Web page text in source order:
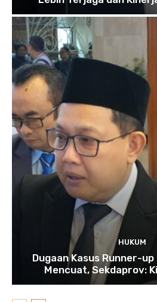
HUKUM
Dugaan Kasus Runner-
Mencuat, Sekdaprov: